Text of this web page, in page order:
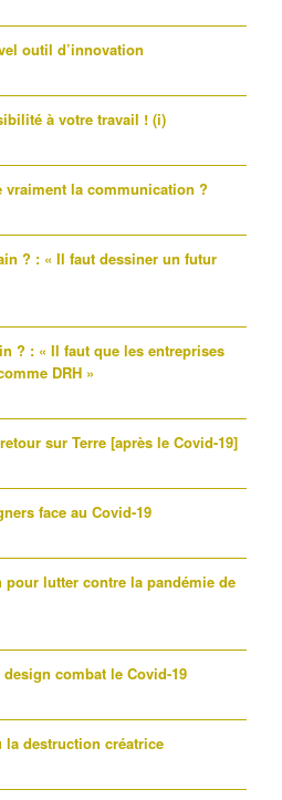
outil d’innovation
à votre travail ! (i)
vraiment la communication ?
? : « Il faut dessiner un futur
? : « Il faut que les entreprises
DRH »
sur Terre [après le Covid-19]
face au Covid-19
pour lutter contre la pandémie de
combat le Covid-19
la destruction créatrice